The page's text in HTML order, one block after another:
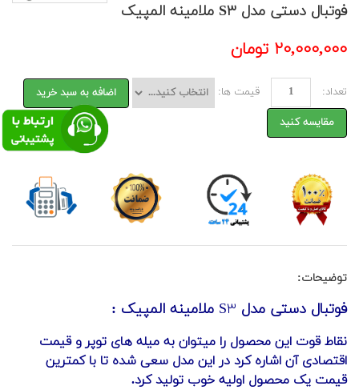
فوتبال دستی مدل S۳ ملامینه المپیک
۲۰,۰۰۰,۰۰۰ تومان
تعداد: قیمت ها: اضافه به سبد خرید
مقایسه کنید
توضیحات:
فوتبال دستی مدل S۳ ملامینه المپیک :
نقاط قوت این محصول را میتوان به میله های توپر و قیمت
اقتصادی آن اشاره کرد در این مدل سعی شده تا با کمترین
قیمت یک محصول اولیه خوب تولید کرد.